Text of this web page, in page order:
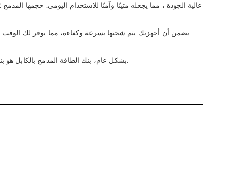
بشكل عام، بنك الطاقة المدمج بالكابل هو بنك طاقة موثوق وفعال مع كابل يوفر شحن سريع لجميع أجهزتكوالحجم المدمج يجعله ملحوظاً لأي شخص يعتمد على أجهزته المحمولة للعمل أو الترفيه.